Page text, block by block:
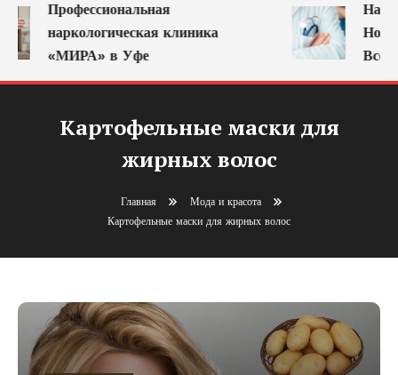
Профессиональная
наркологическая клиника
«МИРА» в Уфе
Картофельные маски для
жирных волос
Главная
Мода и красота
Картофельные маски для жирных волос